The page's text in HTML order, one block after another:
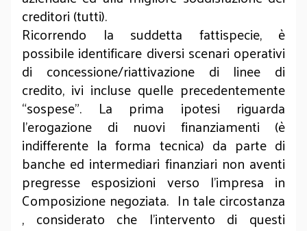
creditori (tutti).
Ricorrendo la suddetta fattispecie, è
possibile identificare diversi scenari operativi
di concessione/riattivazione di linee di
credito, ivi incluse quelle precedentemente
“sospese”. La prima ipotesi riguarda
l’erogazione di nuovi finanziamenti (è
indifferente la forma tecnica) da parte di
banche ed intermediari finanziari non aventi
pregresse esposizioni verso l’impresa in
Composizione negoziata. In tale circostanza
, considerato che l’intervento di questi